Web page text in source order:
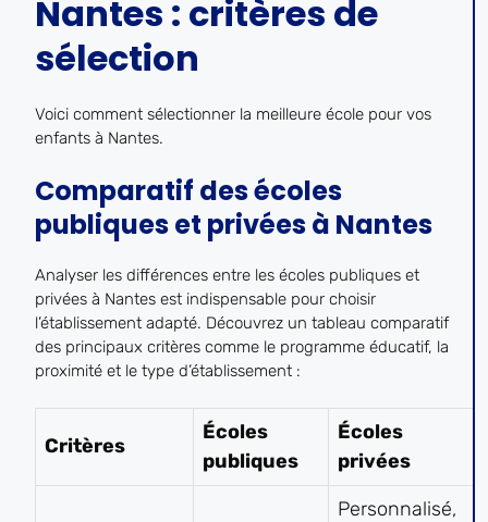
Nantes : critères de
sélection
Voici comment sélectionner la meilleure école pour vos
enfants à Nantes.
Comparatif des écoles
publiques et privées à Nantes
Analyser les différences entre les écoles publiques et
privées à Nantes est indispensable pour choisir
l’établissement adapté. Découvrez un tableau comparatif
des principaux critères comme le programme éducatif, la
proximité et le type d’établissement :
Critères
Écoles
publiques
Écoles
privées
Personnalisé,